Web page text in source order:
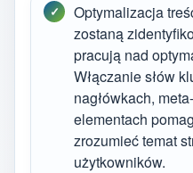
Optymalizacja
zostaną
pracują nad
Włączanie słów
nagłówkach,
elementach
zrozumieć temat
użytkowników.